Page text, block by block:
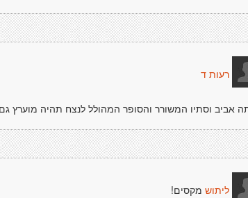
רעות ד
אביב וסתיו המשורר והסופר המהולל לנצח תהיה מוערץ
ליתוש מקסים!